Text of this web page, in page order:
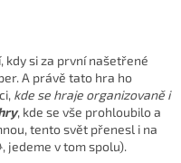
kdy si za první našetřené
A právě tato hra ho
kde se hraje organizovaně i
, kde se vše prohloubilo a
tento svět přenesl i na
jedeme v tom spolu).